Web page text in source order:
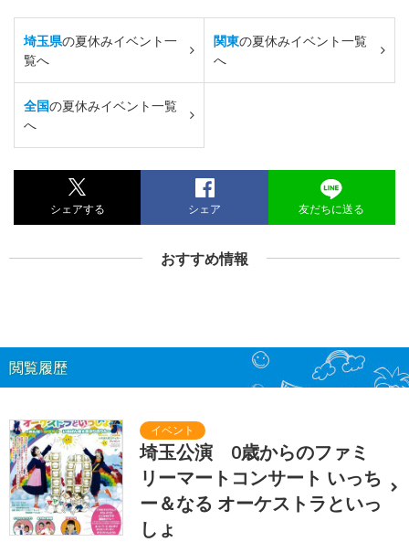
埼玉県の夏休みイベント一
覧へ
関東の夏休みイベント一覧
へ
全国の夏休みイベント一覧
へ
シェアする シェア 友だちに送る
おすすめ情報
閲覧履歴
埼玉公演 0歳からのファミ
リーマートコンサート いっち
ー＆なる オーケストラといっ
しょ